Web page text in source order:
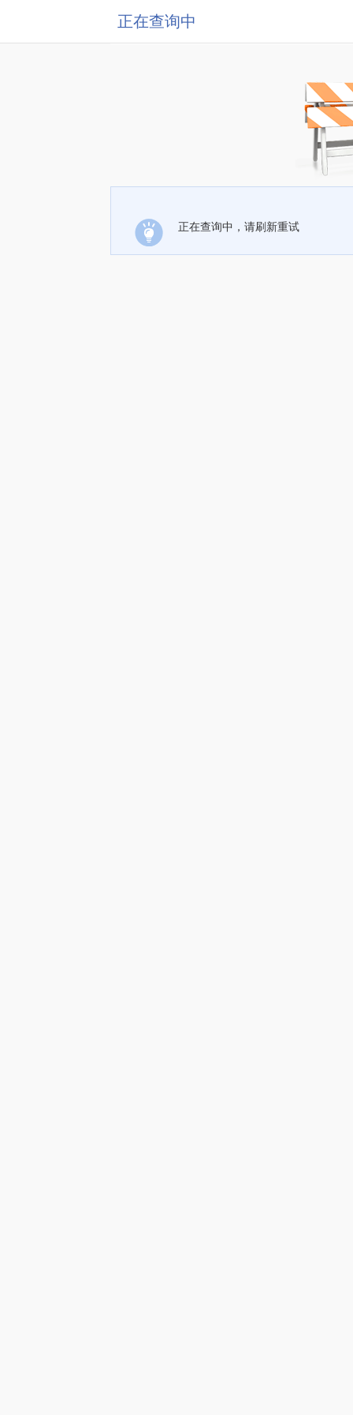
正在查询中
正在查询中，请刷新重试